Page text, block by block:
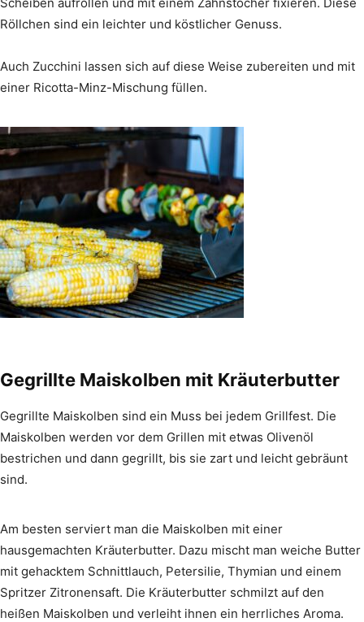
Röllchen sind ein leichter und köstlicher Genuss.
Auch Zucchini lassen sich auf diese Weise zubereiten und mit
einer Ricotta-Minz-Mischung füllen.
Gegrillte Maiskolben mit Kräuterbutter
Gegrillte Maiskolben sind ein Muss bei jedem Grillfest. Die
Maiskolben werden vor dem Grillen mit etwas Olivenöl
bestrichen und dann gegrillt, bis sie zart und leicht gebräunt
sind.
Am besten serviert man die Maiskolben mit einer
hausgemachten Kräuterbutter. Dazu mischt man weiche Butter
mit gehacktem Schnittlauch, Petersilie, Thymian und einem
Spritzer Zitronensaft. Die Kräuterbutter schmilzt auf den
heißen Maiskolben und verleiht ihnen ein herrliches Aroma.